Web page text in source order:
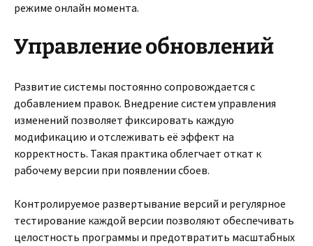
режиме онлайн момента.
Управление обновлений
Развитие системы постоянно сопровождается с
добавлением правок. Внедрение систем управления
изменений позволяет фиксировать каждую
модификацию и отслеживать её эффект на
корректность. Такая практика облегчает откат к
рабочему версии при появлении сбоев.
Контролируемое развертывание версий и регулярное
тестирование каждой версии позволяют обеспечивать
целостность программы и предотвратить масштабных